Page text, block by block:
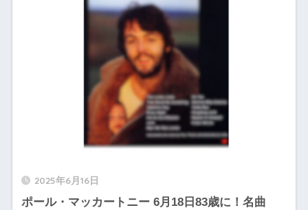
2025年6月16日
ポール・マッカートニー 6月18日83歳に！名曲